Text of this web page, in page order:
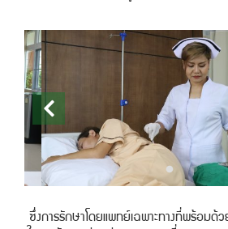
ซึ่งการรักษาโดยแพทย์เฉพาะทางที่พร้อมด้ว